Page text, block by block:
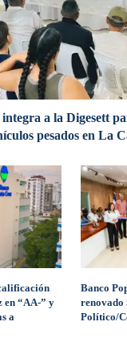
a la Digesett
pesados en La
en “AA-” y
a
Banco
renovado
Político/